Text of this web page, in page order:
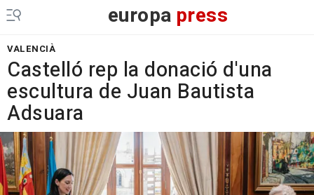
europa press
VALENCIÀ
Castelló rep la donació d'una
escultura de Juan Bautista
Adsuara